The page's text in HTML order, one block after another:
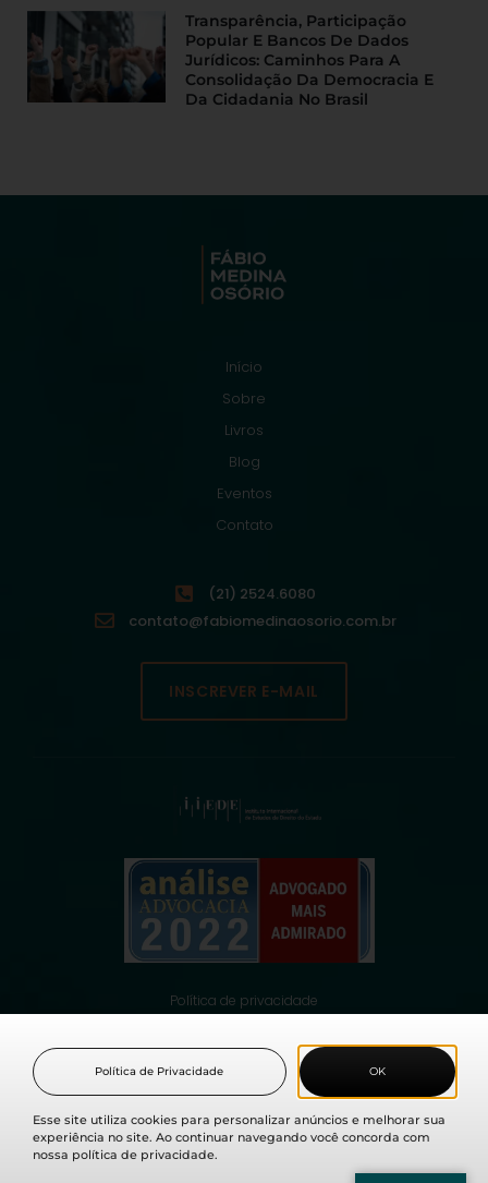
Transparência, Participação
Popular E Bancos De Dados
Jurídicos: Caminhos Para A
Consolidação Da Democracia E
Da Cidadania No Brasil
Início
Sobre
Livros
Blog
Eventos
Contato
(21) 2524.6080
contato@fabiomedinaosorio.com.br
INSCREVER E-MAIL
Política de privacidade
© 2021 Fabio Medina Osorio, todos os direitos reservados.
Esse site utiliza cookies para personalizar anúncios e melhorar sua
experiência no site. Ao continuar navegando você concorda com
nossa política de privacidade.
OK
Política de Privacidade